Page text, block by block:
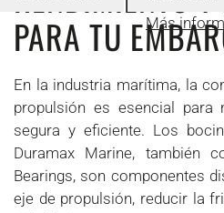
PARA TU
En la industria marítima, la
propulsión es esencial para
segura y eficiente. Los
Duramax Marine, también
Bearings, son componentes
eje de propulsión, reducir la
Más